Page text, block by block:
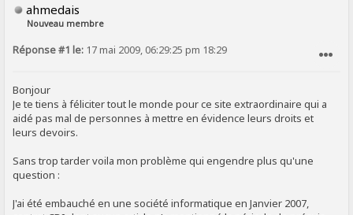
ahmedais
Nouveau membre
Réponse #1 le: 17 mai 2009, 06:29:25 pm 18:29
Bonjour
Je te tiens à féliciter tout le monde pour ce site extraordinaire qui a
aidé pas mal de personnes à mettre en évidence leurs droits et
leurs devoirs.
Sans trop tarder voila mon problème qui engendre plus qu'une
question :
J'ai été embauché en une société informatique en Janvier 2007,